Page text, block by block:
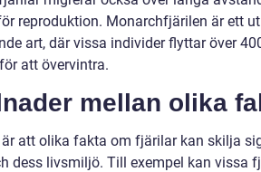
reproduktion. Monarchfjärilen är ett
art, där vissa individer flyttar över
att övervintra.
mellan olika
att olika fakta om fjärilar kan skilja
dess livsmiljö. Till exempel kan vissa